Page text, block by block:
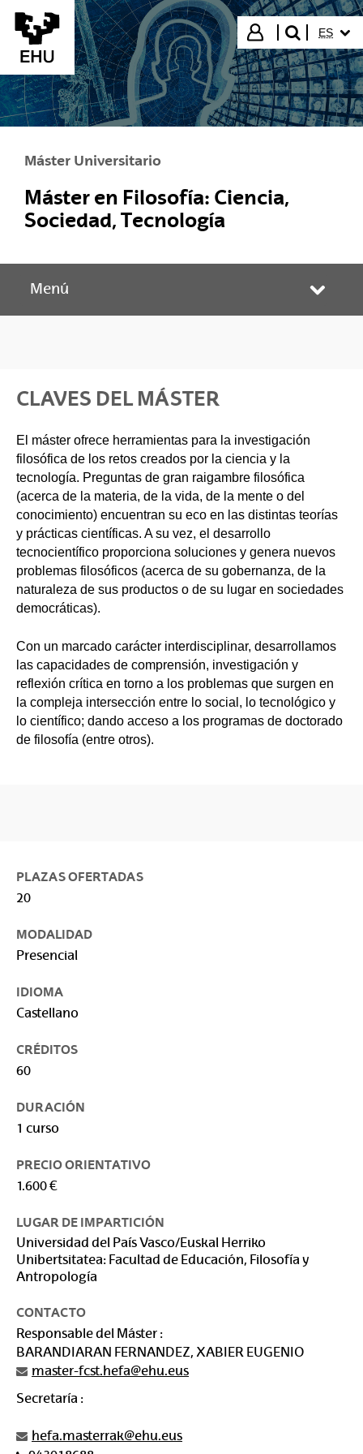
Saltar al contenido principal
Iniciar sesión
buscar"
ES
Máster Universitario
Máster en Filosofía: Ciencia,
Sociedad, Tecnología
Menú
CLAVES DEL MÁSTER
El máster ofrece herramientas para la investigación
filosófica de los retos creados por la ciencia y la
tecnología. Preguntas de gran raigambre filosófica
(acerca de la materia, de la vida, de la mente o del
conocimiento) encuentran su eco en las distintas teorías
y prácticas científicas. A su vez, el desarrollo
tecnocientífico proporciona soluciones y genera nuevos
problemas filosóficos (acerca de su gobernanza, de la
naturaleza de sus productos o de su lugar en sociedades
democráticas).
Con un marcado carácter interdisciplinar, desarrollamos
las capacidades de comprensión, investigación y
reflexión crítica en torno a los problemas que surgen en
la compleja intersección entre lo social, lo tecnológico y
lo científico; dando acceso a los programas de doctorado
de filosofía (entre otros).
PLAZAS OFERTADAS
20
MODALIDAD
Presencial
IDIOMA
Castellano
CRÉDITOS
60
DURACIÓN
1 curso
PRECIO ORIENTATIVO
1.600 €
LUGAR DE IMPARTICIÓN
Universidad del País Vasco/Euskal Herriko
Unibertsitatea: Facultad de Educación, Filosofía y
Antropología
CONTACTO
Responsable del Máster :
BARANDIARAN FERNANDEZ, XABIER EUGENIO
master-fcst.hefa@ehu.eus
Secretaría :
hefa.masterrak@ehu.eus